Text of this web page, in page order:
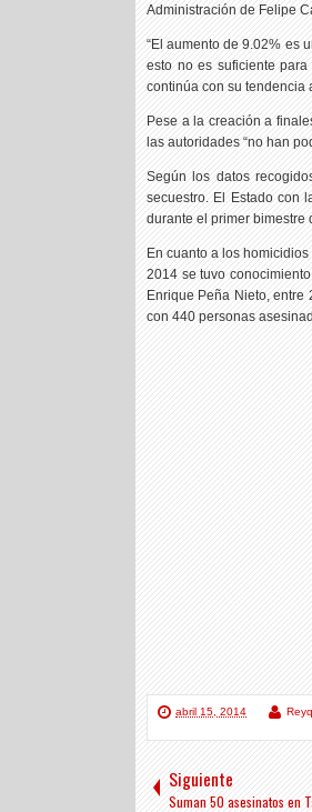
Administración de Felipe
“El aumento de 9.02% es
esto no es suficiente
continúa con su tendencia
Pese a la creación a
las autoridades “no han
Según los datos
secuestro. El Estado con
durante el primer bimestre
En cuanto a los
2014 se tuvo
Enrique Peña Nieto, entre
con 440 personas
abril 15, 2014
Siguiente
Suman 50 asesinatos en